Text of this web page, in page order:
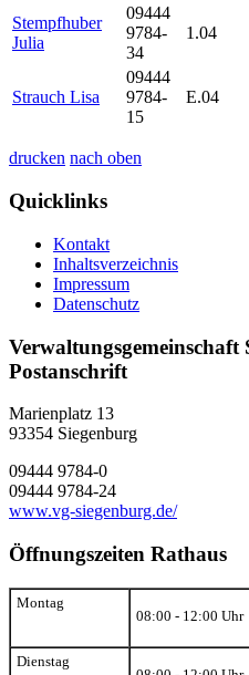
Stempfhuber
Julia
09444
9784-
34
1.04
Strauch Lisa
09444
9784-
15
E.04
drucken nach oben
Quicklinks
Kontakt
Inhaltsverzeichnis
Impressum
Datenschutz
Verwaltungsgemeinschaft
Postanschrift
Marienplatz 13
93354 Siegenburg
09444 9784-0
09444 9784-24
www.vg-siegenburg.de/
Öffnungszeiten Rathaus
Montag
08:00 - 12:00 Uhr
Dienstag